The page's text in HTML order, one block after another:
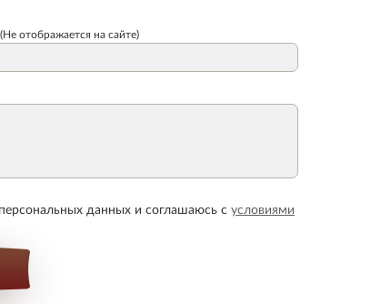
отображается на сайте)
данных и соглашаюсь с условиями